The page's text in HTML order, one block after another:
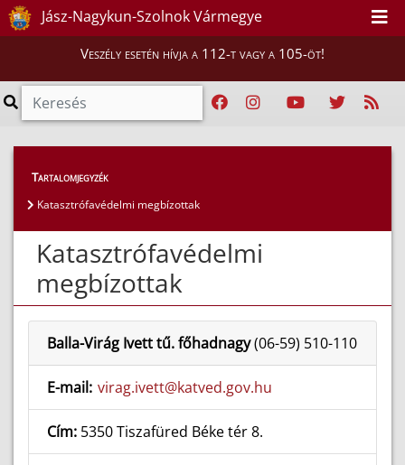
Jász-Nagykun-Szolnok Vármegye
Veszély esetén hívja a 112-t vagy a 105-öt!
Magunkról
Tartalomjegyzék
Katasztrófavédelmi megbízottak
Katasztrófavédelmi
megbízottak
Balla-Virág Ivett tű. főhadnagy(06-59) 510-110
E-mail: virag.ivett@katved.gov.hu
Cím: 5350 Tiszafüred Béke tér 8.